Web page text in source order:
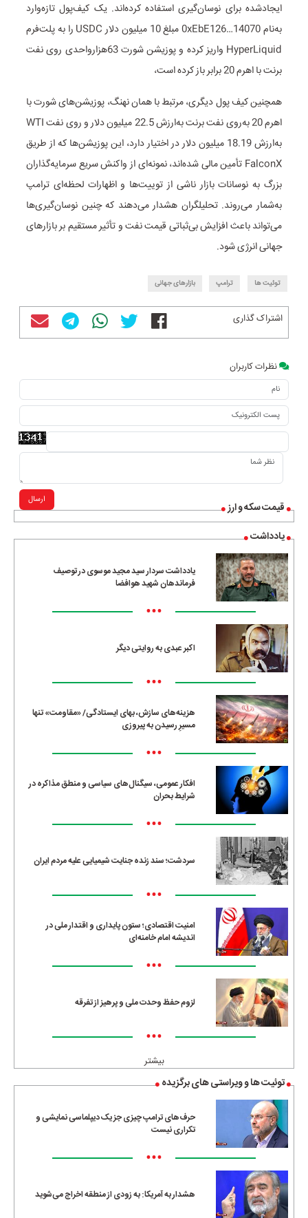
قیمت سکه و ارز
یادداشت
یادداشت سردار سید مجید موسوی در توصیف
فرماندهان شهید هوافضا
•••
اکبر عبدی به روایتی دیگر
•••
هزینه‌های سازش، بهای ایستادگی/ «مقاومت» تنها
مسیرِ رسیدن به پیروزی
•••
افکار عمومی، سیگنال‌های سیاسی و منطق مذاکره در
شرایط بحران
•••
سردشت؛ سند زنده جنایت شیمیایی علیه مردم ایران
•••
امنیت اقتصادی؛ ستون پایداری و اقتدار ملی در
اندیشه امام خامنه‌ای
•••
لزوم حفظ وحدت ملی و پرهیز از تفرقه
•••
بیشتر
توئیت ها و ویراستی های برگزیده
حرف‌های ترامپ چیزی جز یک دیپلماسی نمایشی و
تکراری نیست
•••
هشدار به آمریکا: به زودی از منطقه اخراج می‌شوید
ایجادشده برای نوسان‌گیری استفاده کرده‌اند. یک کیف‌پول تازه‌وارد
به‌نام 0xEbE126…14070 مبلغ 10 میلیون دلار USDC را به پلت‌فرم
HyperLiquid واریز کرده و پوزیشن شورت 63هزارواحدی روی نفت
برنت با اهرم 20 برابر باز کرده است،
همچنین کیف پول دیگری، مرتبط با همان نهنگ، پوزیشن‌های شورت با
اهرم 20 به‌روی نفت برنت به‌ارزش 22.5 میلیون دلار و روی نفت WTI
به‌ارزش 18.19 میلیون دلار در اختیار دارد، این پوزیشن‌ها که از طریق
FalconX تأمین مالی شده‌اند، نمونه‌ای از واکنش سریع سرمایه‌گذاران
بزرگ به نوسانات بازار ناشی از توییت‌ها و اظهارات لحظه‌ای ترامپ
به‌شمار می‌روند. تحلیلگران هشدار می‌دهند که چنین نوسان‌گیری‌ها
می‌تواند باعث افزایش بی‌ثباتی قیمت نفت و تأثیر مستقیم بر بازارهای
جهانی انرژی شود.
توئیت ها ترامپ بازارهای جهانی
اشتراک گذاری
نظرات کاربران
ارسال